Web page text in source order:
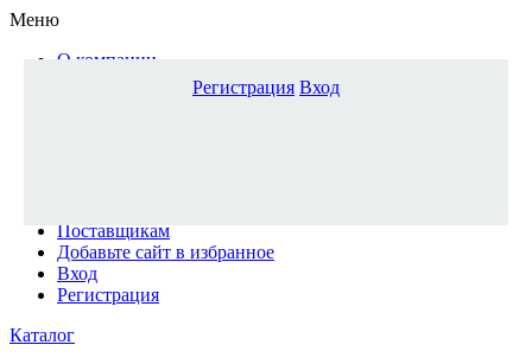
Меню
О компании
Доставка и оплата
Поставщикам
Добавьте сайт в избранное
Вход
Регистрация
Каталог
Регистрация Вход